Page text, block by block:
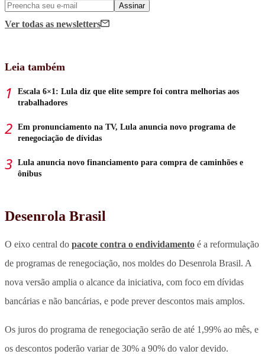
Assinar
Ver todas as newsletters
Leia também
Escala 6×1: Lula diz que elite sempre foi contra melhorias aos
trabalhadores
Em pronunciamento na TV, Lula anuncia novo programa de
renegociação de dívidas
Lula anuncia novo financiamento para compra de caminhões e
ônibus
Desenrola Brasil
O eixo central do pacote contra o endividamento é a reformulação
de programas de renegociação, nos moldes do Desenrola Brasil. A
nova versão amplia o alcance da iniciativa, com foco em dívidas
bancárias e não bancárias, e pode prever descontos mais amplos.
Os juros do programa de renegociação serão de até 1,99% ao mês, e
os descontos poderão variar de 30% a 90% do valor devido.